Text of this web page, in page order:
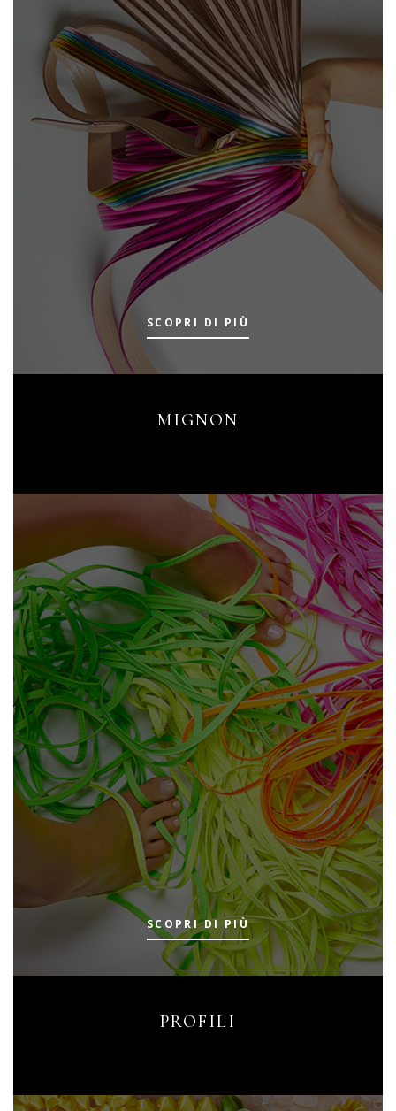
SCOPRI DI PIÙ
MIGNON
SCOPRI DI PIÙ
PROFILI